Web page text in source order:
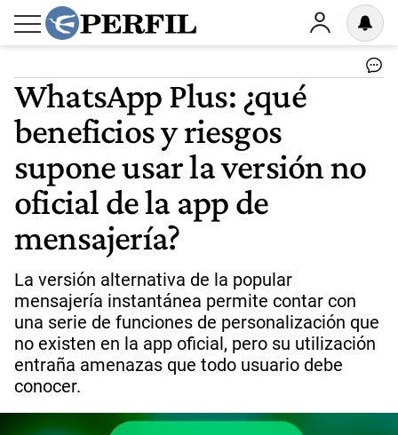
WhatsApp Plus: ¿qué
beneficios y riesgos
supone usar la versión no
oficial de la app de
mensajería?
La versión alternativa de la popular
mensajería instantánea permite contar con
una serie de funciones de personalización que
no existen en la app oficial, pero su utilización
entraña amenazas que todo usuario debe
conocer.